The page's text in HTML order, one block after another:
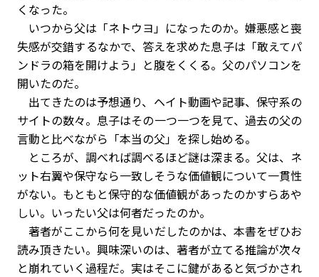
くなった。
いつから父は「ネトウヨ」になったのか。嫌悪感と喪
失感が交錯するなかで、答えを求めた息子は「敢えてパ
ンドラの箱を開けよう」と腹をくくる。父のパソコンを
開いたのだ。
出てきたのは予想通り、ヘイト動画や記事、保守系の
サイトの数々。息子はその一つ一つを見て、過去の父の
言動と比べながら「本当の父」を探し始める。
ところが、調べれば調べるほど謎は深まる。父は、ネ
ット右翼や保守なら一致しそうな価値観について一貫性
がない。もともと保守的な価値観があったのかすらあや
しい。いったい父は何者だったのか。
著者がここから何を見いだしたのかは、本書をぜひお
読み頂きたい。興味深いのは、著者が立てる推論が次々
と崩れていく過程だ。実はそこに鍵があると気づかされ